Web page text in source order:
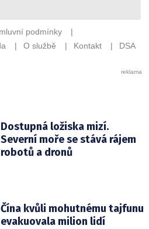
Dostupná ložiska mizí.
Severní moře se stává rájem
robotů a dronů
Čína kvůli mohutnému tajfunu
evakuovala milion lidí